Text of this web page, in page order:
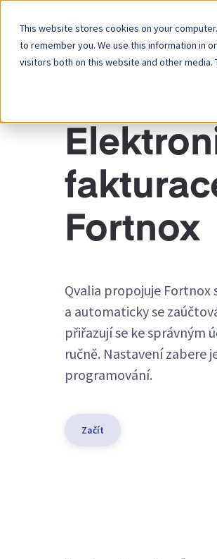
This website stores cookies on your
to remember you. We use this information in
visitors both on this website and other media.
Fortnox
Qvalia propojuje Fortnox
a automaticky se
přiřazují se ke správným
ručně. Nastavení zabere
programování.
Začít